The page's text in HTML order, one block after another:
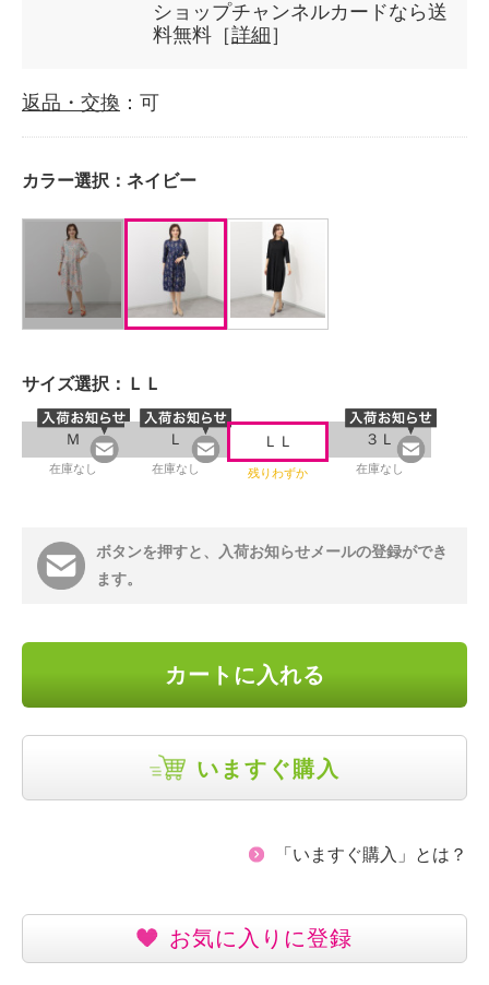
ショップチャンネルカードなら送
料無料［詳細 ］
返品・交換 ：可
カラー選択： ネイビー
サイズ選択： ＬＬ
Ｍ
在庫なし
Ｌ
在庫なし
ＬＬ
残りわずか
３Ｌ
在庫なし
ボタンを押すと、入荷お知らせメールの登録ができ
ます。
カートに入れる
いますぐ購入
「いますぐ購入」とは？
お気に入りに登録